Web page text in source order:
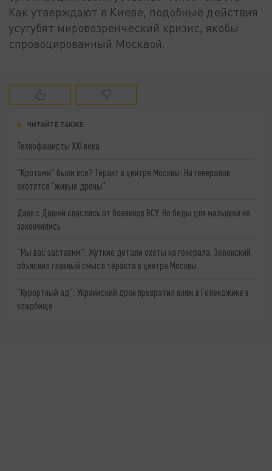
Как утверждают в Киеве, подобные действия
усугубят мировозренческий кризис, якобы
спровоцированный Москвой.
ЧИТАЙТЕ ТАКЖЕ:
Технофашисты XXI века
"Кротами" были все? Теракт в центре Москвы: На генералов
охотятся "живые дроны"
Даня с Дашей спаслись от боевиков ВСУ. Но беды для малышей не
закончились
"Мы вас заставим": Жуткие детали охоты на генерала. Зеленский
объяснил главный смысл теракта в центре Москвы
"Курортный ад": Украинский дрон превратил пляж в Геленджике в
кладбище